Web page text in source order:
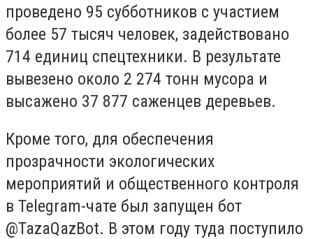
проведено 95 субботников с участием
более 57 тысяч человек, задействовано
714 единиц спецтехники. В результате
вывезено около 2 274 тонн мусора и
высажено 37 877 саженцев деревьев.
Кроме того, для обеспечения
прозрачности экологических
мероприятий и общественного контроля
в Telegram-чате был запущен бот
@TazaQazBot. В этом году туда поступило